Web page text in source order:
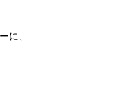
に、